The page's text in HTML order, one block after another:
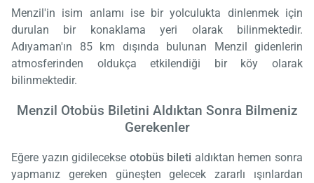
Menzil'in isim anlamı ise bir yolculukta dinlenmek için
durulan bir konaklama yeri olarak bilinmektedir.
Adıyaman'ın 85 km dışında bulunan Menzil gidenlerin
atmosferinden oldukça etkilendiği bir köy olarak
bilinmektedir.
Menzil Otobüs Biletini Aldıktan Sonra Bilmeniz
Gerekenler
Eğere yazın gidilecekse otobüs bileti aldıktan hemen sonra
yapmanız gereken güneşten gelecek zararlı ışınlardan